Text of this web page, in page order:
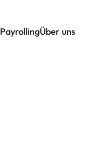
PayrollingÜber uns